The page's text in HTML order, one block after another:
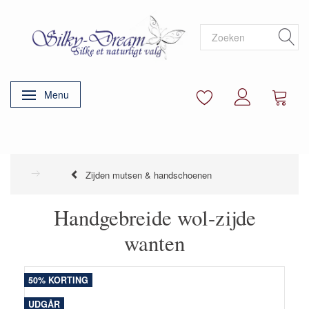
Navigatie in-/uitschakelen
Menu
Zijden mutsen & handschoenen
Handgebreide wol-zijde
wanten
50% KORTING
UDGÅR